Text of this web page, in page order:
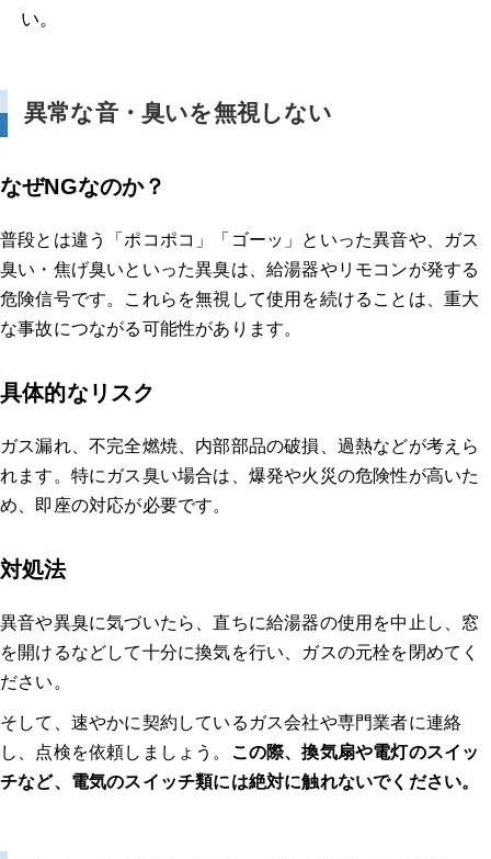
い。
異常な音・臭いを無視しない
なぜNGなのか？
普段とは違う「ポコポコ」「ゴーッ」といった異音や、ガス
臭い・焦げ臭いといった異臭は、給湯器やリモコンが発する
危険信号です。これらを無視して使用を続けることは、重大
な事故につながる可能性があります。
具体的なリスク
ガス漏れ、不完全燃焼、内部部品の破損、過熱などが考えら
れます。特にガス臭い場合は、爆発や火災の危険性が高いた
め、即座の対応が必要です。
対処法
異音や異臭に気づいたら、直ちに給湯器の使用を中止し、窓
を開けるなどして十分に換気を行い、ガスの元栓を閉めてく
ださい。
そして、速やかに契約しているガス会社や専門業者に連絡
し、点検を依頼しましょう。 この際、換気扇や電灯のスイッ
チなど、電気のスイッチ類には絶対に触れないでください。